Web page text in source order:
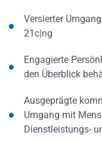
Versierter
21c|ng
Engagierte
den Überblick
Ausgeprägte
Umgang mit
Dienstleistungs-